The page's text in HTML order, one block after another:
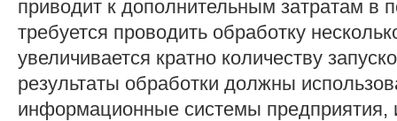
приводит к дополнительным затратам в
требуется проводить обработку
увеличивается кратно количеству
результаты обработки должны
информационные системы предприятия,